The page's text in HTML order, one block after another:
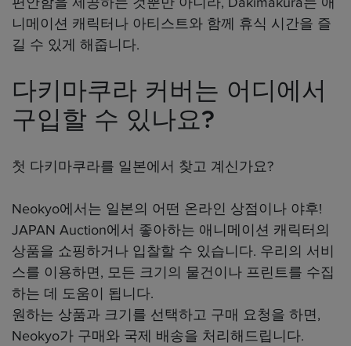
니메이션 캐릭터나 아티스트와 함께 휴식 시간을 즐
길 수 있게 해줍니다.
다키마쿠라 커버는 어디에서
구입할 수 있나요?
첫 다키마쿠라를 일본에서 찾고 계신가요?
Neokyo에서는 일본의 어떤 온라인 상점이나 야후!
JAPAN Auction에서 좋아하는 애니메이션 캐릭터의
상품을 쇼핑하거나 입찰할 수 있습니다. 우리의 서비
스를 이용하면, 모든 크기의 물건이나 프린트를 수집
하는 데 도움이 됩니다.
원하는 상품과 크기를 선택하고 구매 요청을 하면,
Neokyo가 구매와 국제 배송을 처리해드립니다.